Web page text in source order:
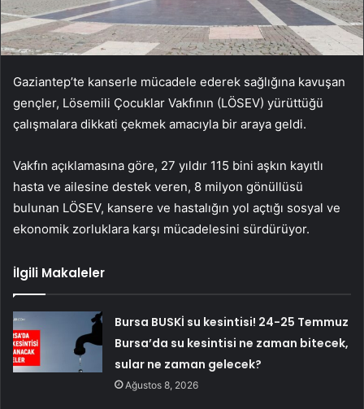
Gaziantep’te kanserle mücadele ederek sağlığına kavuşan
gençler, Lösemili Çocuklar Vakfının (LÖSEV) yürüttüğü
çalışmalara dikkati çekmek amacıyla bir araya geldi.
Vakfın açıklamasına göre, 27 yıldır 115 bini aşkın kayıtlı
hasta ve ailesine destek veren, 8 milyon gönüllüsü
bulunan LÖSEV, kansere ve hastalığın yol açtığı sosyal ve
ekonomik zorluklara karşı mücadelesini sürdürüyor.
İlgili Makaleler
Bursa BUSKİ su kesintisi! 24-25 Temmuz
Bursa’da su kesintisi ne zaman bitecek,
sular ne zaman gelecek?
Ağustos 8, 2026